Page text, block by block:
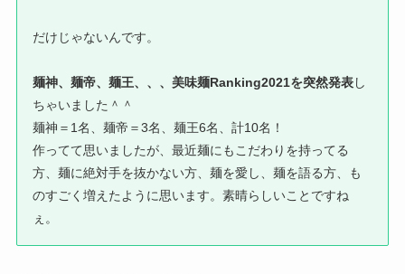
だけじゃないんです。
麺神、麺帝、麺王、、、美味麺Ranking2021を突然発表し
ちゃいました＾＾
麺神＝1名、麺帝＝3名、麺王6名、計10名！
作ってて思いましたが、最近麺にもこだわりを持ってる
方、麺に絶対手を抜かない方、麺を愛し、麺を語る方、も
のすごく増えたように思います。素晴らしいことですね
ぇ。